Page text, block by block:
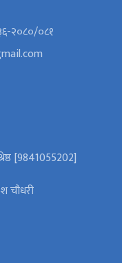
२०८०/०८१
[9841055202]
चौधरी